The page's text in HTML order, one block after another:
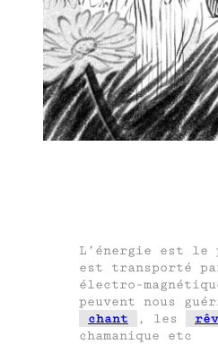
L’énergie est le
est transporté
électro-
peuvent nous
chant
, les
chamanique etc